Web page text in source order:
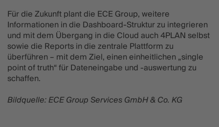
Für die Zukunft plant die ECE Group, weitere
Informationen in die Dashboard-Struktur zu integrieren
und mit dem Übergang in die Cloud auch 4PLAN selbst
sowie die Reports in die zentrale Plattform zu
überführen – mit dem Ziel, einen einheitlichen „single
point of truth“ für Dateneingabe und -auswertung zu
schaffen.
Bildquelle: ECE Group Services GmbH & Co. KG